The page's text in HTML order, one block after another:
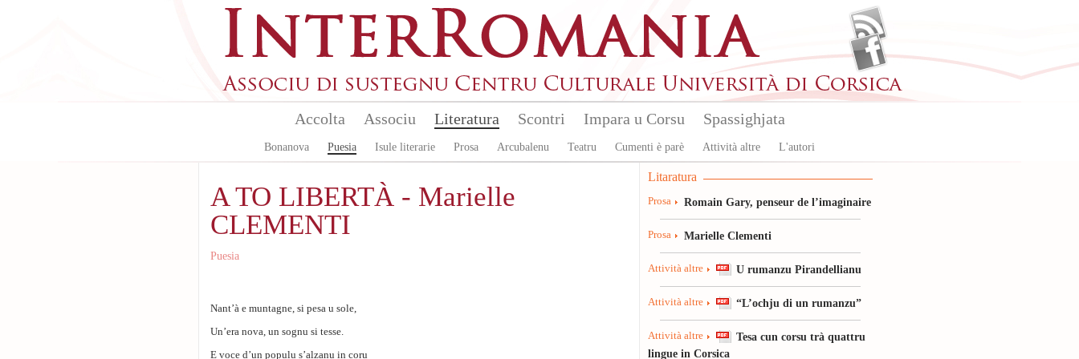
Accolta Associu Literatura
Bonanova Puesia Isule literarie Prosa Arcubalenu Teatru Cumenti è parè Attività altre L'autori
Scontri Impara u Corsu Spassighjata
A TO LIBERTÀ - Marielle
CLEMENTI
Puesia
Nant’à e muntagne, si pesa u sole,
Un’era nova, un sognu si tesse.
E voce d’un populu s’alzanu in coru
Litaratura
Prosa Romain Gary, penseur de l’imaginaire
Prosa Marielle Clementi
Attività altre U rumanzu Pirandellianu
Attività altre “L’ochju di un rumanzu”
Attività altre
Tesa cun corsu trà quattru
lingue in Corsica